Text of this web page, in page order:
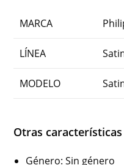
MARCA
LÍNEA
MODELO
Otras características
Género: Sin género